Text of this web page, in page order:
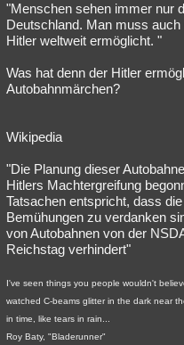
"Menschen sehen immer nur
Deutschland. Man muss
Hitler weltweit ermöglicht. "
Was hat denn der Hitler
Autobahnmärchen?
Wikipedia
"Die Planung dieser
Hitlers Machtergreifung
Tatsachen entspricht, dass
Bemühungen zu verdanken
von Autobahnen von der
Reichstag verhindert"
I've seen things you people wouldn't
watched C-beams glitter in the dark near
in time, like tears in rain...
Roy Baty, "Bladerunner"